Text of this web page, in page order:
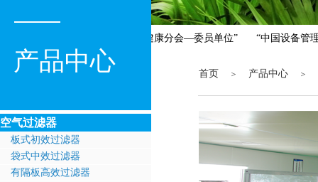
保护产业协会室内环境控制与健康分会—委员单位” “中国设备管理
产品中心 首页 ＞ 产品中心 ＞
空气过滤器
板式初效过滤器
袋式中效过滤器
有隔板高效过滤器